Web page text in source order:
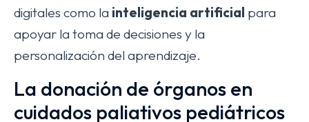
digitales como la inteligencia artificial para
apoyar la toma de decisiones y la
personalización del aprendizaje.
La donación de órganos en
cuidados paliativos pediátricos